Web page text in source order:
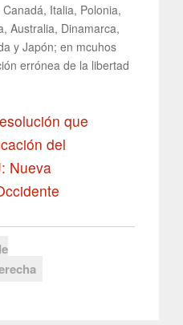
Italia, Polonia,
Australia, Dinamarca,
y Japón; en mcuhos
errónea de la libertad
que
del
Nueva